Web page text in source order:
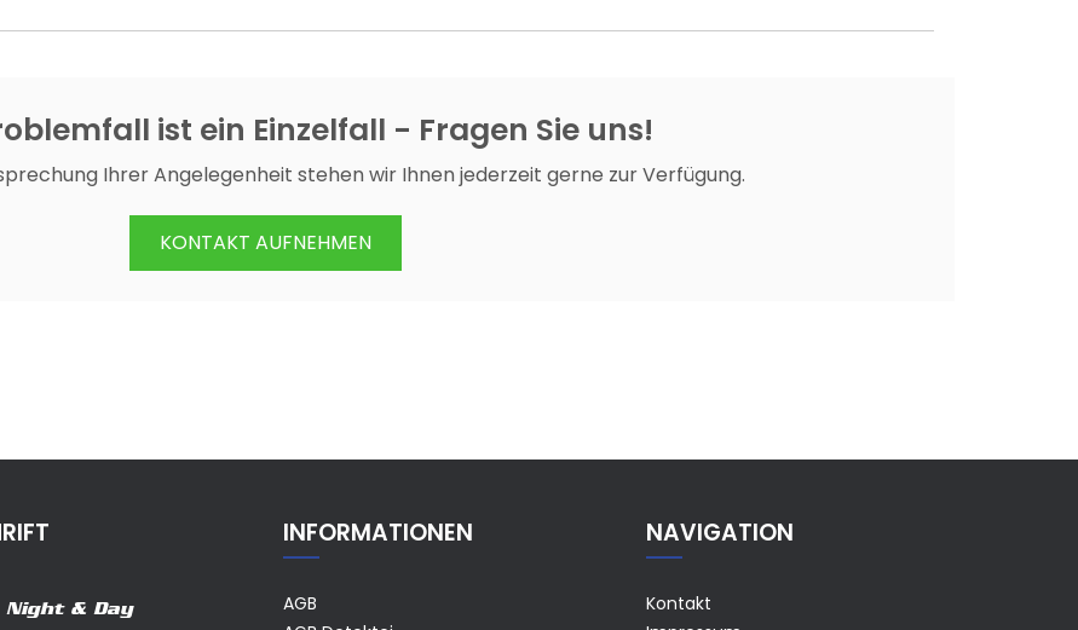
ist ein Einzelfall - Fragen Sie uns!
Ihrer Angelegenheit stehen wir Ihnen jederzeit gerne zur Verfügung.
KONTAKT AUFNEHMEN
Night & Day
INFORMATIONEN
AGB
NAVIGATION
Kontakt